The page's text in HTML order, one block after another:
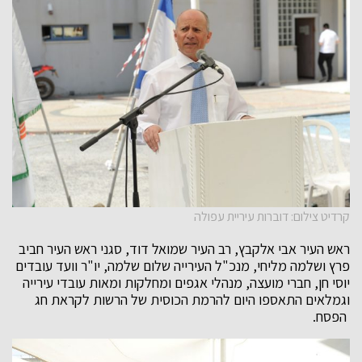
קרדיט צילום: דוברות עיריית עפולה
ראש העיר אבי אלקבץ, רב העיר שמואל דוד, סגני ראש העיר חביב
פרץ ושלמה מליחי, מנכ"ל העירייה שלום שלמה, יו"ר וועד עובדים
יוסי חן, חברי מועצה, מנהלי אגפים ומחלקות ומאות עובדי עירייה
וגמלאים התאספו היום להרמת הכוסית של הרשות לקראת חג
הפסח.